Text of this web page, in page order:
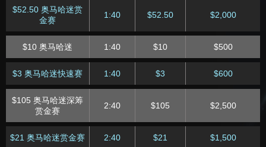
$52.50 奥马哈迷赏
金赛
1:40 $52.50 $2,000
$10 奥马哈迷 1:40 $10 $500
$3 奥马哈迷快速赛 1:40 $3 $600
$105 奥马哈迷深筹
赏金赛
2:40 $105 $2,500
$21 奥马哈迷赏金赛 2:40 $21 $1,500